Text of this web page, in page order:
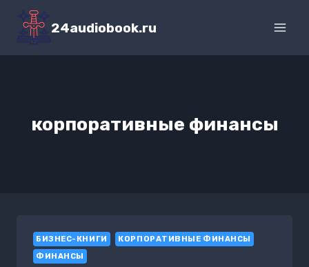
Перейти
содержимому
24audiobook.ru
корпоративные финансы
БИЗНЕС-КНИГИ
КОРПОРАТИВНЫЕ ФИНАНСЫ
ФИНАНСЫ